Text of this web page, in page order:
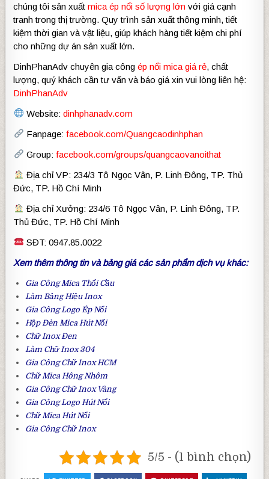
chúng tôi sản xuấtmica ép nổi số lượng lớn với giá cạnh
tranh trong thị trường. Quy trình sản xuất thông minh, tiết
kiệm thời gian và vật liệu, giúp khách hàng tiết kiệm chi phí
cho những dự án sản xuất lớn.
DinhPhanAdv chuyên gia côngép nổi mica giá rẻ, chất
lượng, quý khách cần tư vấn và báo giá xin vui lòng liên hệ:
DinhPhanAdv
Website: dinhphanadv.com
Fanpage: facebook.com/Quangcaodinhphan
Group: facebook.com/groups/quangcaovanoithat
Địa chỉ VP: 234/3 Tô Ngọc Vân, P. Linh Đông, TP. Thủ
Đức, TP. Hồ Chí Minh
Địa chỉ Xưởng: 234/6 Tô Ngọc Vân, P. Linh Đông, TP.
Thủ Đức, TP. Hồ Chí Minh
SĐT: 0947.85.0022
Xem thêm thông tin và bảng giá các sản phẩm dịch vụ khác:
Gia Công Mica Thổi Cầu
Làm Bảng Hiệu Inox
Gia Công Logo Ép Nổi
Hộp Đèn Mica Hút Nổi
Chữ Inox Đen
Làm Chữ Inox 304
Gia Công Chữ Inox HCM
Chữ Mica Hông Nhôm
Gia CôngChữ Inox Vàng
Gia Công Logo Hút Nổi
Chữ Mica Hút Nổi
Gia Công Chữ Inox
5/5 - (1 bình chọn)